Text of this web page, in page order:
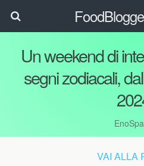
Un weekend di
segni zodiacali,
VAI ALLA